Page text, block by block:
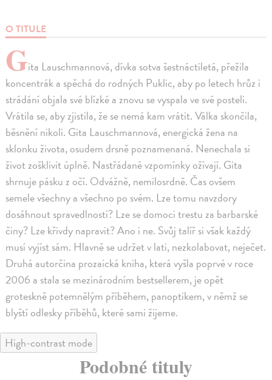
O TITULE
Gita Lauschmannová, dívka sotva šestnáctiletá, přežila
koncentrák a spěchá do rodných Puklic, aby po letech hrůz i
strádání objala své blízké a znovu se vyspala ve své posteli.
Vrátila se, aby zjistila, že se nemá kam vrátit. Válka skončila,
běsnění nikoli. Gita Lauschmannová, energická žena na
sklonku života, osudem drsně poznamenaná. Nenechala si
život zošklivit úplně. Nastřádané vzpomínky ožívají. Gita
shrnuje pásku z očí. Odvážně, nemilosrdně. Čas ovšem
semele všechny a všechno po svém. Lze tomu navzdory
dosáhnout spravedlnosti? Lze se domoci trestu za barbarské
činy? Lze křivdy napravit? Ano i ne. Svůj talíř si však každý
musí vyjíst sám. Hlavně se udržet v lati, nezkolabovat, neječet.
Druhá autorčina prozaická kniha, která vyšla poprvé v roce
2006 a stala se mezinárodním bestsellerem, je opět
groteskně potemnělým příběhem, panoptikem, v němž se
blyští odlesky příběhů, které sami žijeme.
High-contrast mode
Podobné tituly